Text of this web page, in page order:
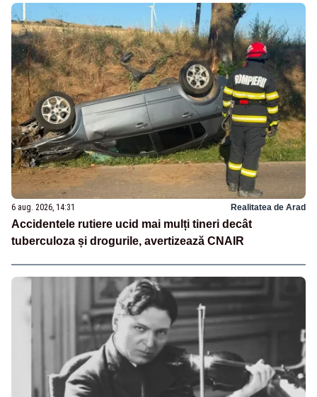
6 aug. 2026, 14:31 Realitatea de Arad
Accidentele rutiere ucid mai mulți tineri decât
tuberculoza și drogurile, avertizează CNAIR